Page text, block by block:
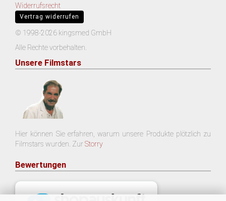
Widerrufsrecht
Vertrag widerrufen
© 1998-2026 kingsmed GmbH
Alle Rechte vorbehalten.
Unsere Filmstars
Hier können Sie erfahren, warum unsere Produkte plötzlich zu
Filmstars wurden. ZurStorry
Bewertungen